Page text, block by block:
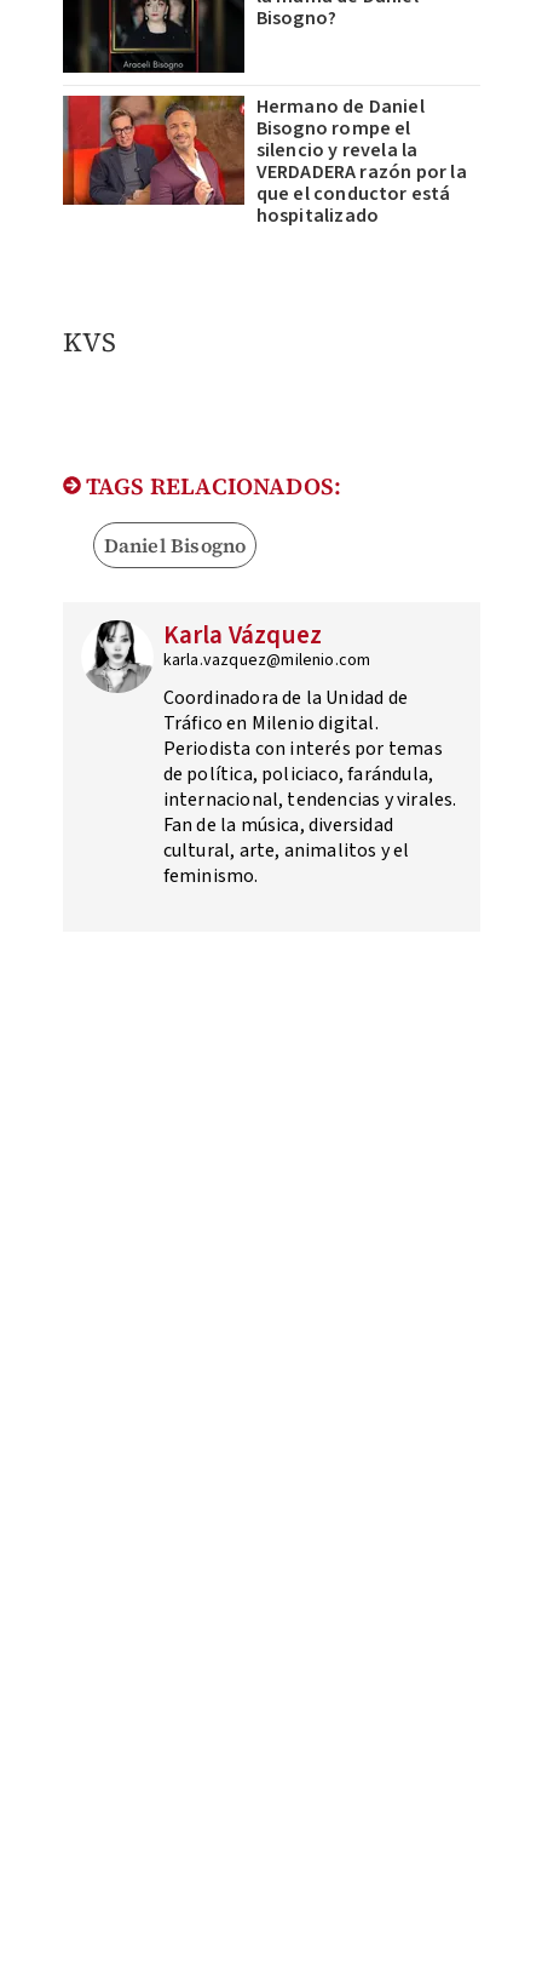
Bisogno?
Hermano de Daniel
Bisogno rompe el
silencio y revela la
VERDADERA razón por la
que el conductor está
hospitalizado
KVS
TAGS RELACIONADOS:
Daniel Bisogno
Karla Vázquez
karla.vazquez@milenio.com
Coordinadora de la Unidad de
Tráfico en Milenio digital.
Periodista con interés por temas
de política, policiaco, farándula,
internacional, tendencias y virales.
Fan de la música, diversidad
cultural, arte, animalitos y el
feminismo.